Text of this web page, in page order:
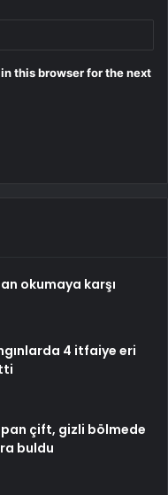
this browser for the next
okumaya karşı
4 itfaiye eri
çift, gizli bölmede
buldu